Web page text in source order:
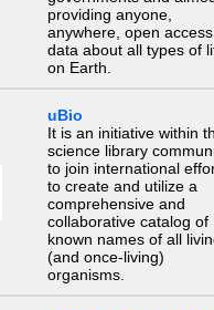
providing anyone,
anywhere, open
data about all types of
on Earth.
uBio
It is an initiative within
science library
to join international
to create and utilize a
comprehensive and
collaborative catalog of
known names of all
(and once-living)
organisms.